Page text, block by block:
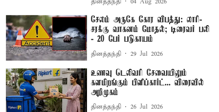
சேலம் அருகே கோர விபத்து: லாரி-
சரக்கு வாகனம் மோதல்; டிரைவர் பலி
- 20 பேர் படுகாயம்
தினத்தந்தி 29 Jul 2026
உணவு டெலிவரி சேவையிலும்
களமிறங்கும் பிளிப்கார்ட்... விரைவில்
அறிமுகம்
தினத்தந்தி 26 Jul 2026